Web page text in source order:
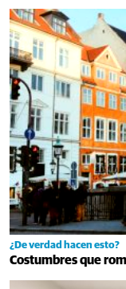
¿De verdad hacen esto?
Costumbres que